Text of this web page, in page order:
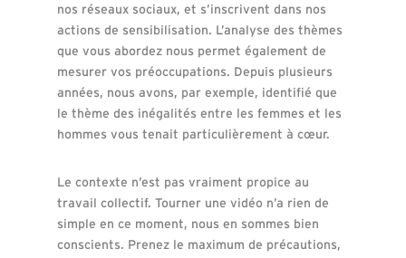
nos réseaux sociaux, et s’inscrivent dans nos
actions de sensibilisation. L’analyse des thèmes
que vous abordez nous permet également de
mesurer vos préoccupations. Depuis plusieurs
années, nous avons, par exemple, identifié que
le thème des inégalités entre les femmes et les
hommes vous tenait particulièrement à cœur.
Le contexte n’est pas vraiment propice au
travail collectif. Tourner une vidéo n’a rien de
simple en ce moment, nous en sommes bien
conscients. Prenez le maximum de précautions,